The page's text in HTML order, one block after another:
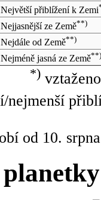
Největší přiblížení k Zemi
Nejjasnější ze Země**)
Nejdále od Země**)
Nejméně jasná ze Země**)
*)
od 10.